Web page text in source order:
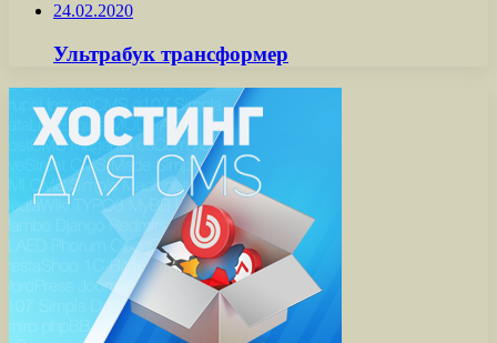
24.02.2020
Ультрабук трансформер